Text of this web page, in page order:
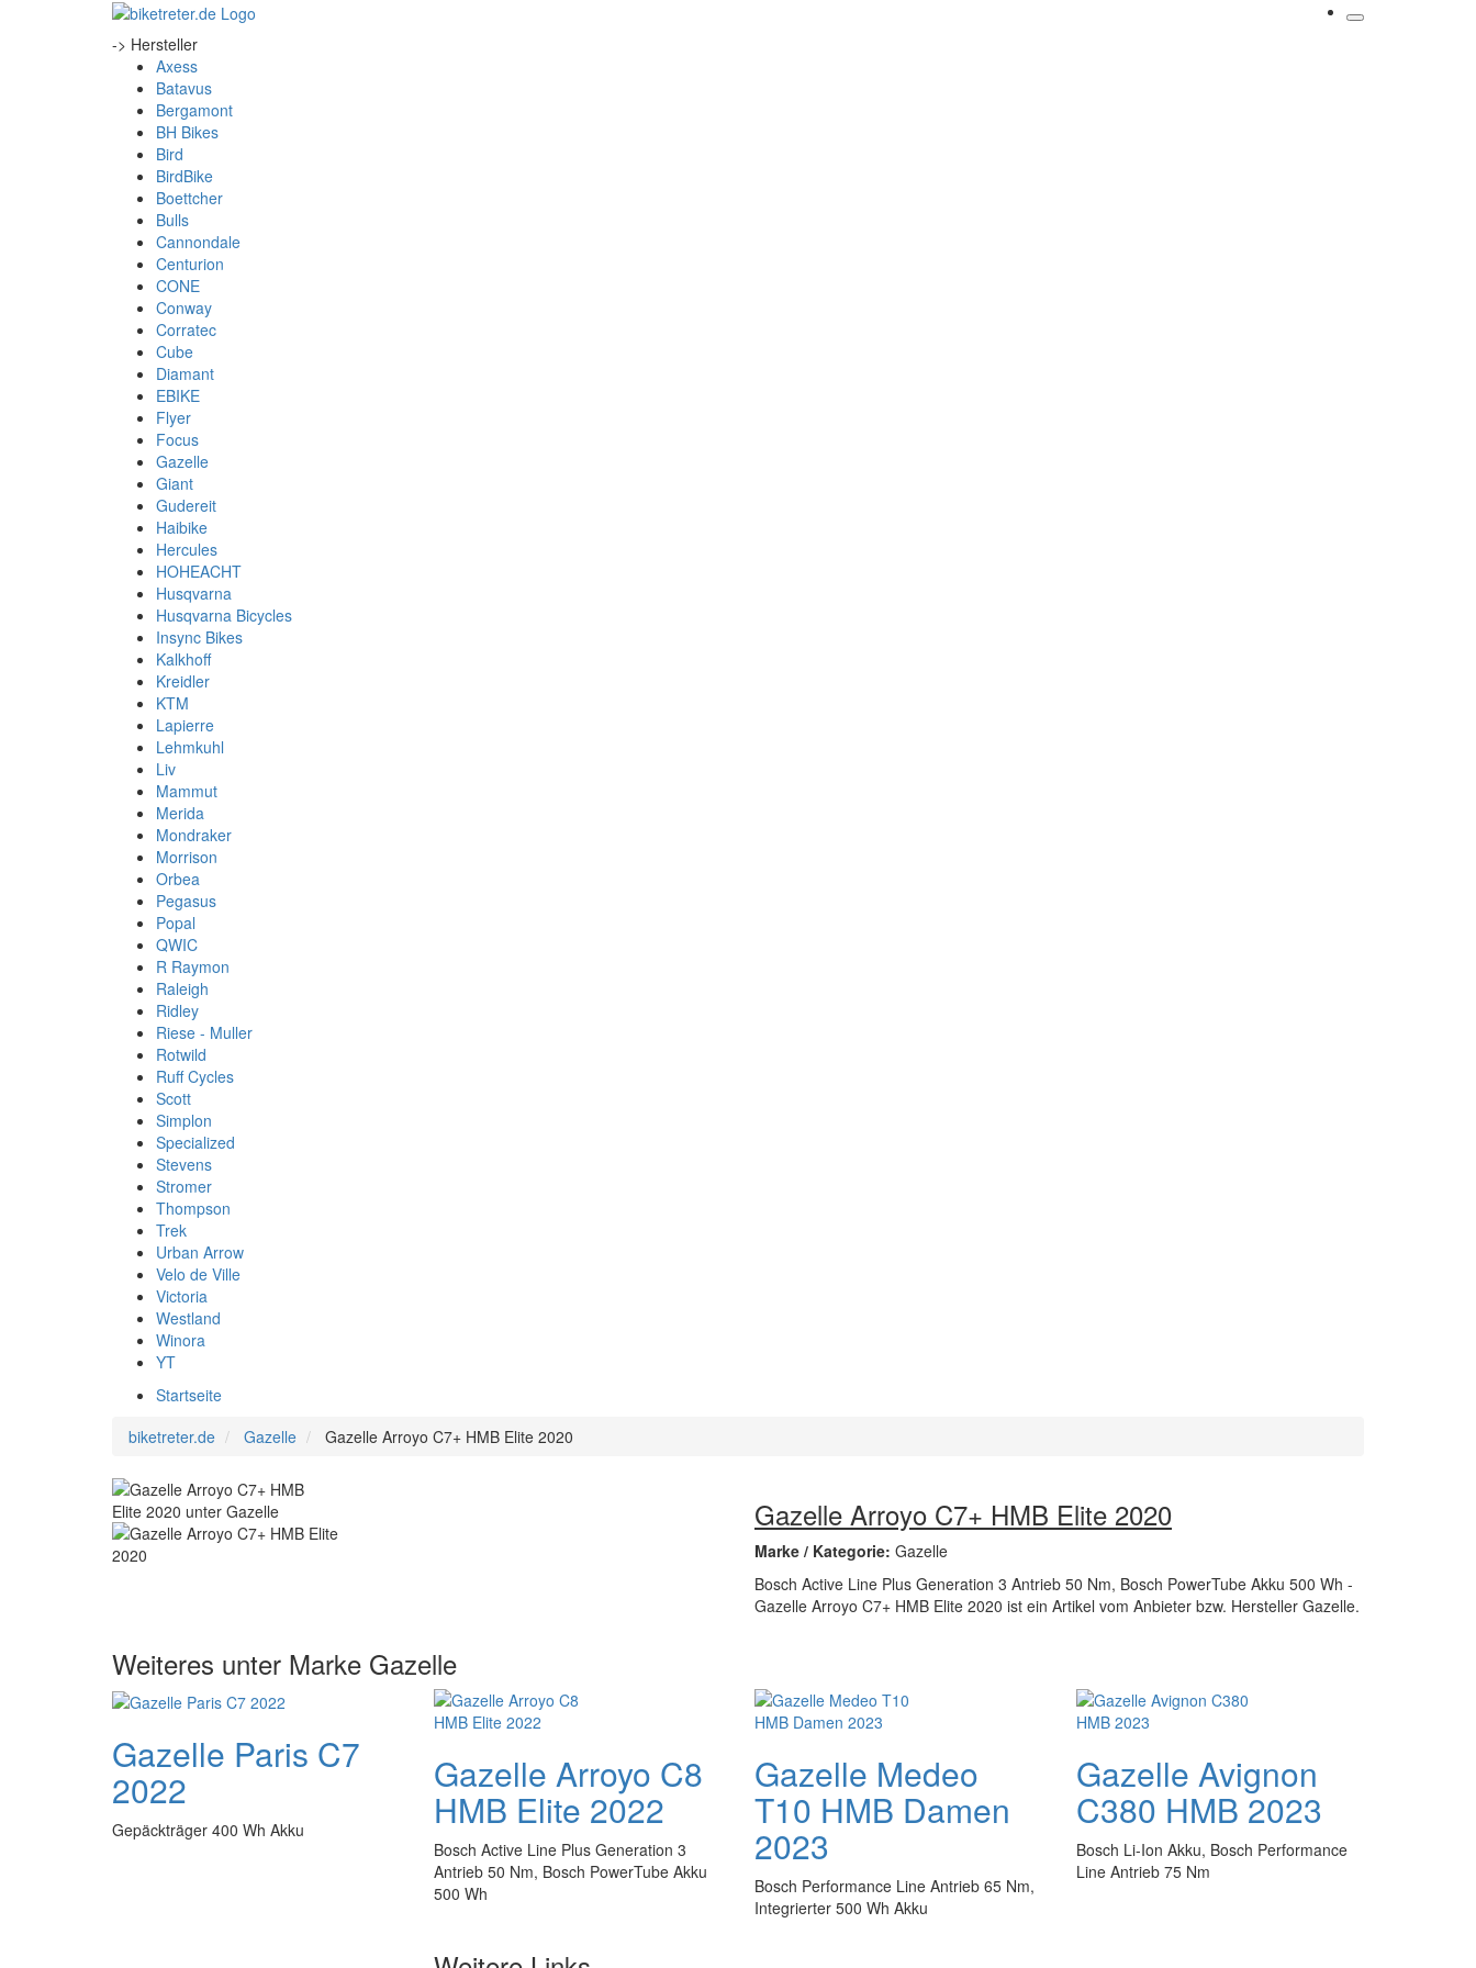
-> Hersteller
Axess
Batavus
Bergamont
BH Bikes
Bird
BirdBike
Boettcher
Bulls
Cannondale
Centurion
CONE
Conway
Corratec
Cube
Diamant
EBIKE
Flyer
Focus
Gazelle
Giant
Gudereit
Haibike
Hercules
HOHEACHT
Husqvarna
Husqvarna Bicycles
Insync Bikes
Kalkhoff
Kreidler
KTM
Lapierre
Lehmkuhl
Liv
Mammut
Merida
Mondraker
Morrison
Orbea
Pegasus
Popal
QWIC
R Raymon
Raleigh
Ridley
Riese - Muller
Rotwild
Ruff Cycles
Scott
Simplon
Specialized
Stevens
Stromer
Thompson
Trek
Urban Arrow
Velo de Ville
Victoria
Westland
Winora
YT
Startseite
biketreter.de
Gazelle Gazelle Arroyo C7+ HMB Elite 2020
Gazelle Arroyo C7+ HMB Elite 2020
Marke / Kategorie: Gazelle
Bosch Active Line Plus Generation 3 Antrieb 50 Nm, Bosch PowerTube Akku 500 Wh -
Gazelle Arroyo C7+ HMB Elite 2020 ist ein Artikel vom Anbieter bzw. Hersteller Gazelle.
Weiteres unter Marke Gazelle
Gazelle Paris C7
2022
Gepäckträger 400 Wh Akku
Gazelle Arroyo C8
HMB Elite 2022
Bosch Active Line Plus Generation 3
Antrieb 50 Nm, Bosch PowerTube Akku
500 Wh
Gazelle Medeo
T10 HMB Damen
2023
Bosch Performance Line Antrieb 65 Nm,
Integrierter 500 Wh Akku
Gazelle Avignon
C380 HMB 2023
Bosch Li-Ion Akku, Bosch Performance
Line Antrieb 75 Nm